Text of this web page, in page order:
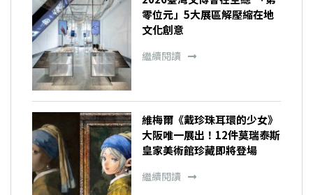
零位元」5大展區解壓縮在地
文化創意
繼續閱讀
維梅爾《戴珍珠耳環的少女》
大阪唯一展出！12件莫瑞泰斯
皇家美術館珍藏即將登場
繼續閱讀